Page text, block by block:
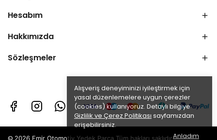
Alışveriş deneyiminizi iyileştirmek için
yasal düzenlemelere uygun çerezler
(cookies) kullanıyoruz. Detaylı bilgiye
Gizlilik ve Çerez Politikası sayfamızdan
erişebilirsiniz.
Anladım
Hesabım
Hakkımızda
Sözleşmeler
2026 Emir Otomotiv Yedek Parça Tüm hakları saklıdır.